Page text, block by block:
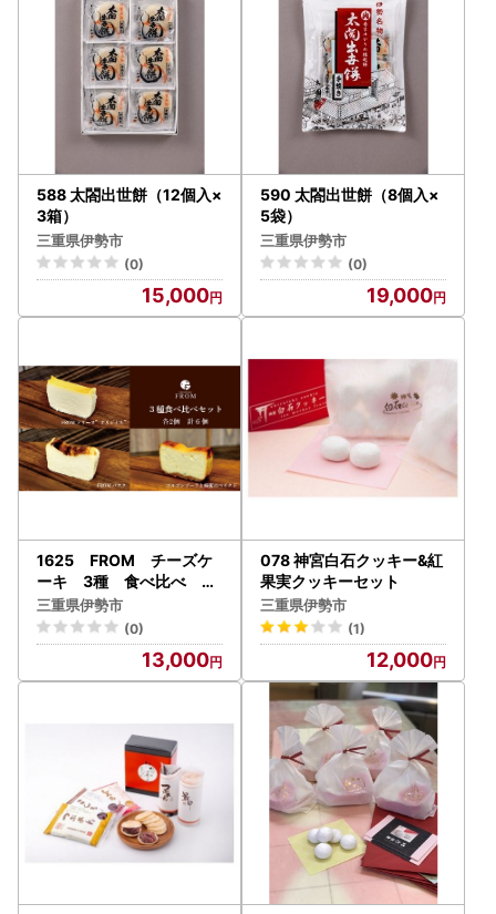
588 太閤出世餅（12個入×
3箱）
三重県伊勢市
(0)
15,000
590 太閤出世餅（8個入×
5袋）
三重県伊勢市
(0)
19,000
1625 FROM チーズケ
ーキ 3種 食べ比べ セ
ット 伊勢志摩 ふるさと
納税 バスク ゴルゴンゾ
ーラ オリジナル スイー
ツ デザート 菓子 テリ
ーヌ 濃厚 蜂蜜 はちみ
ム バター 贈答 プレゼ
ント 伊勢市
三重県伊勢市
(0)
13,000
078 神宮白石クッキー&紅
果実クッキーセット
三重県伊勢市
(1)
12,000